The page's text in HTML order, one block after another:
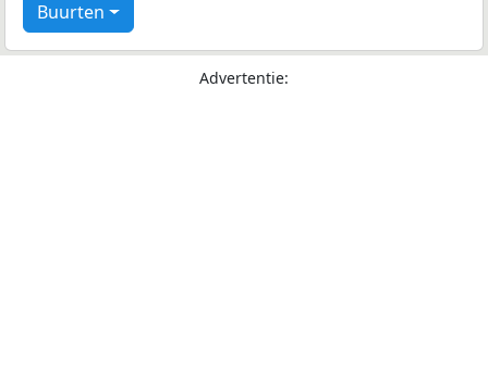
Buurten
Advertentie: